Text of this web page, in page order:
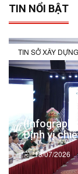
TIN NỔI BẬT
TIN SỞ XÂY DỰNG
Định vị
13/07/2026